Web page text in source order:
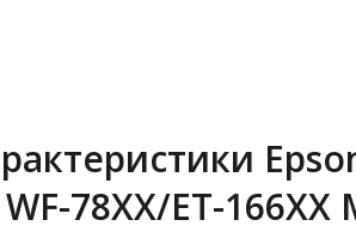
78XX/ET-166XX